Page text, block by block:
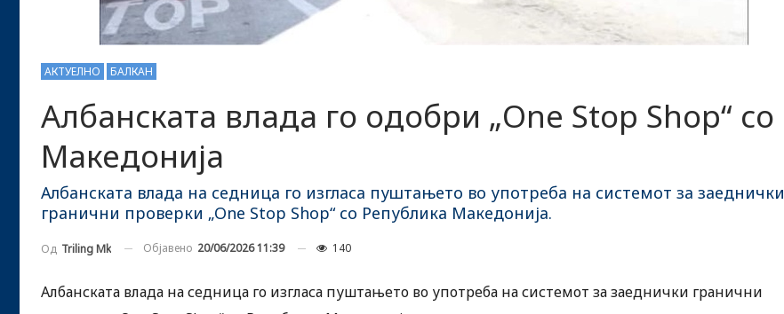
АКТУЕЛНО БАЛКАН
Албанската влада го одобри „One Stop Shop“ со
Македонија
Албанската влада на седница го изгласа пуштањето во употреба на системот за заеднички
гранични проверки „One Stop Shop“ со Република Македонија.
Од Triling Mk Објавено 20/06/2026 11:39 140
Албанската влада на седница го изгласа пуштањето во употреба на системот за заеднички гранични